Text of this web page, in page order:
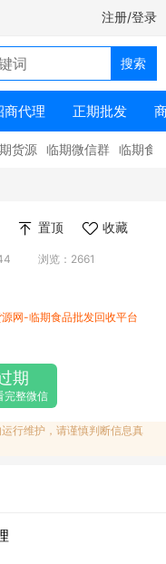
注册/登录
商代理 正期批发
货源 临期微信群 临期食
置顶 收藏
浏览：2661
网-临期食品批发回收平台
期
完整微信
行维护，请谨慎判断信息真